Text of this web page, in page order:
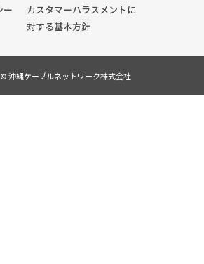
ー
カスタマーハラスメントに
対する基本方針
沖縄ケーブルネットワーク株式会社